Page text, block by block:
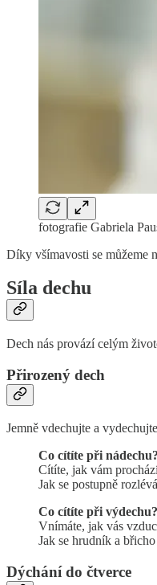
fotografie Gabriela
Díky všímavosti se můžeme
Síla dechu
Dech nás provází celým
Přirozený dech
Jemně vdechujte a
Co cítíte při nádechu?
Cítíte, jak vám
Jak se postupně
Co cítíte při výdechu?
Vnímáte, jak vás
Jak se hrudník a
Dýchání do čtverce